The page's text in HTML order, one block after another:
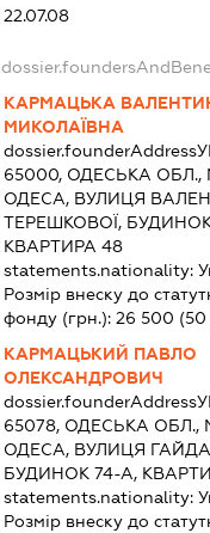
22.07.08
КАРМАЦЬКА
МИКОЛАЇВНА
dossier.founderAddress
65000, ОДЕСЬКА ОБЛ.,
ОДЕСА, ВУЛИЦЯ
ТЕРЕШКОВОЇ,
КВАРТИРА 48
statements.nationality:
Розмір внеску до
фонду (грн.):26 500 (50
КАРМАЦЬКИЙ ПАВЛО
ОЛЕКСАНДРОВИЧ
dossier.founderAddress
65078, ОДЕСЬКА ОБЛ.,
ОДЕСА, ВУЛИЦЯ
БУДИНОК 74-А,
statements.nationality:
Розмір внеску до